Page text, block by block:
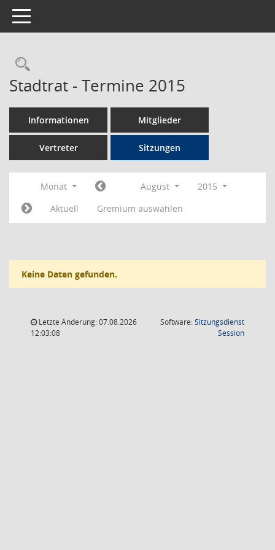
Toggle navigation
Rechercheauswahl
Stadtrat - Termine 2015
Informationen Mitglieder
Vertreter Sitzungen
Monat August
2015
Aktuell
Gremium auswählen
Keine Daten gefunden.
Letzte Änderung: 07.08.2026
12:03:08
Software:Sitzungsdienst
Session(Wird in